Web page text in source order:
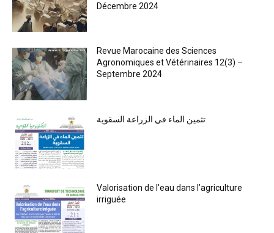
Décembre 2024
Revue Marocaine des Sciences
Agronomiques et Vétérinaires 12(3) –
Septembre 2024
تثمين الماء في الزراعة السقوية
Valorisation de l’eau dans l’agriculture
irriguée